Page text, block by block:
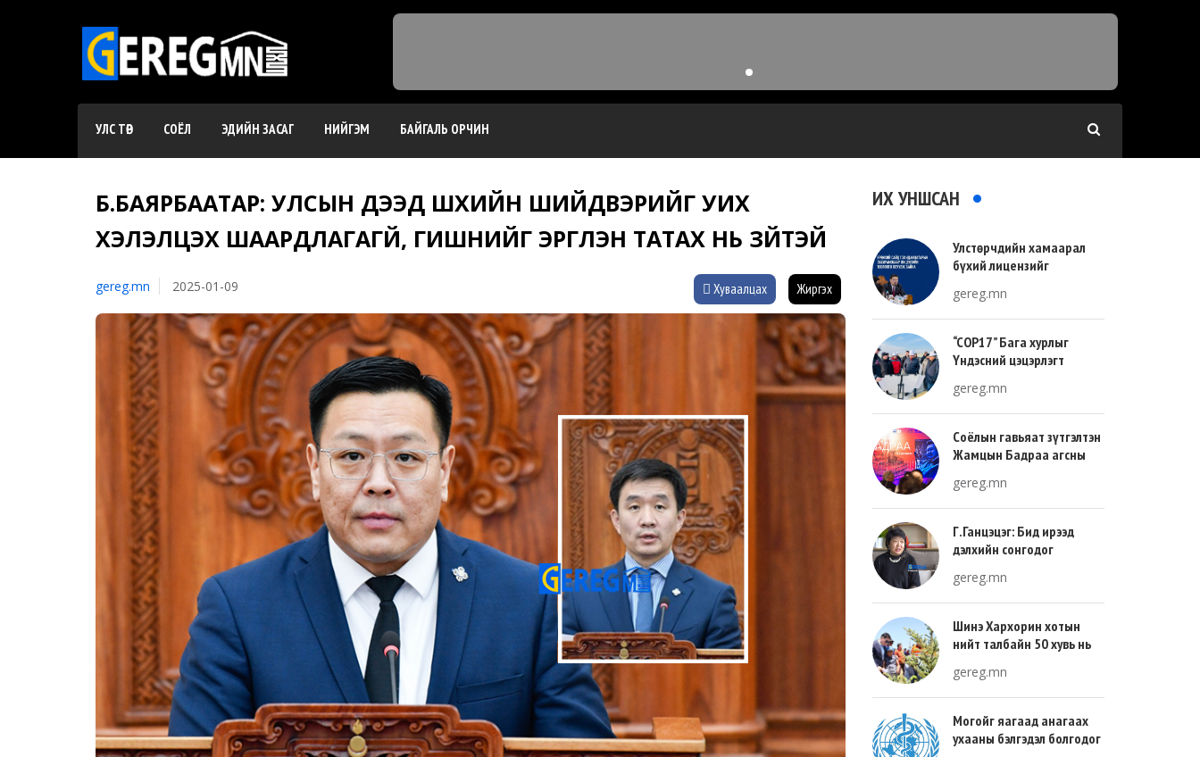
УЛС ТӨР СОЁЛ ЭДИЙН ЗАСАГ НИЙГЭМ БАЙГАЛЬ ОРЧИН
Б.БАЯРБААТАР: УЛСЫН ДЭЭД ШҮҮХИЙН ШИЙДВЭРИЙГ УИХ
ХЭЛЭЛЦЭХ ШААРДЛАГАГҮЙ, ГИШҮҮНИЙГ ЭРГҮҮЛЭН ТАТАХ НЬ ЗҮЙТЭЙ
gereg.mn 2025-01-09 Хуваалцах Жиргэх
ИХ УНШСАН
Улстөрчдийн хамаарал
бүхий лицензийг
gereg.mn
“COP17” Бага хурлыг
Үндэсний цэцэрлэгт
зохион байгуулна
gereg.mn
Соёлын гавьяат зүтгэлтэн
Жамцын Бадраа агсны
тохиож байна
gereg.mn
Г.Ганцэцэг: Бид ирээд
дэлхийн сонгодог
хөгжлийн тухай л ярьсан
gereg.mn
Шинэ Хархорин хотын
нийт талбайн 50 хувь нь
хувь нь барилгажих
талбай, 20 хувь нь авто
зам байна
gereg.mn
Могойг яагаад анагаах
ухааны бэлгэдэл болгодог